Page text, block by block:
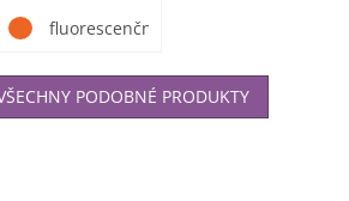
fluorescenční žlutá
PODOBNÉ PRODUKTY